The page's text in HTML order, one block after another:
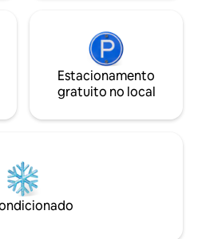
Estacionamento
gratuito no local